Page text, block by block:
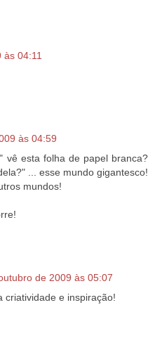
04:11
às 04:59
vê esta folha de papel branca?
... esse mundo gigantesco!
mundos!
de 2009 às 05:07
criatividade e inspiração!